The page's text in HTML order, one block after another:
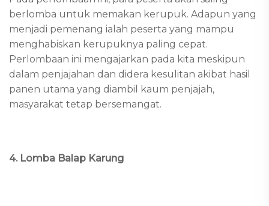
berlomba untuk memakan kerupuk. Adapun yang
menjadi pemenang ialah peserta yang mampu
menghabiskan kerupuknya paling cepat.
Perlombaan ini mengajarkan pada kita meskipun
dalam penjajahan dan didera kesulitan akibat hasil
panen utama yang diambil kaum penjajah,
masyarakat tetap bersemangat.
4. Lomba Balap Karung